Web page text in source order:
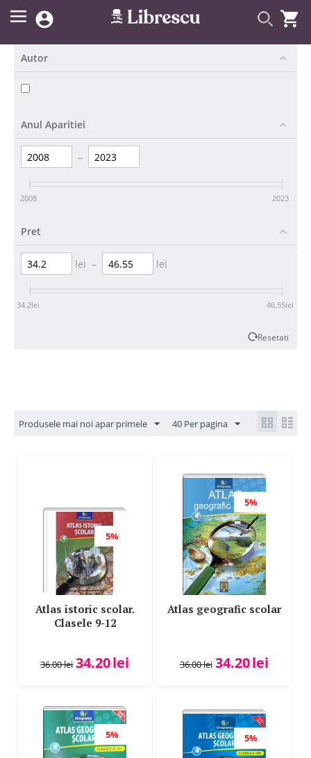
 
Autor
Anul Aparitiei
–
2008 2023
Pret
lei – lei
34.2lei 46.55lei
Resetati
Produsele mai noi apar primele 40 Per pagina
5%
Atlas istoric scolar.
Clasele 9-12
36.00lei 34.20lei
5%
Atlas geografic scolar
36.00lei 34.20lei
5% 5%